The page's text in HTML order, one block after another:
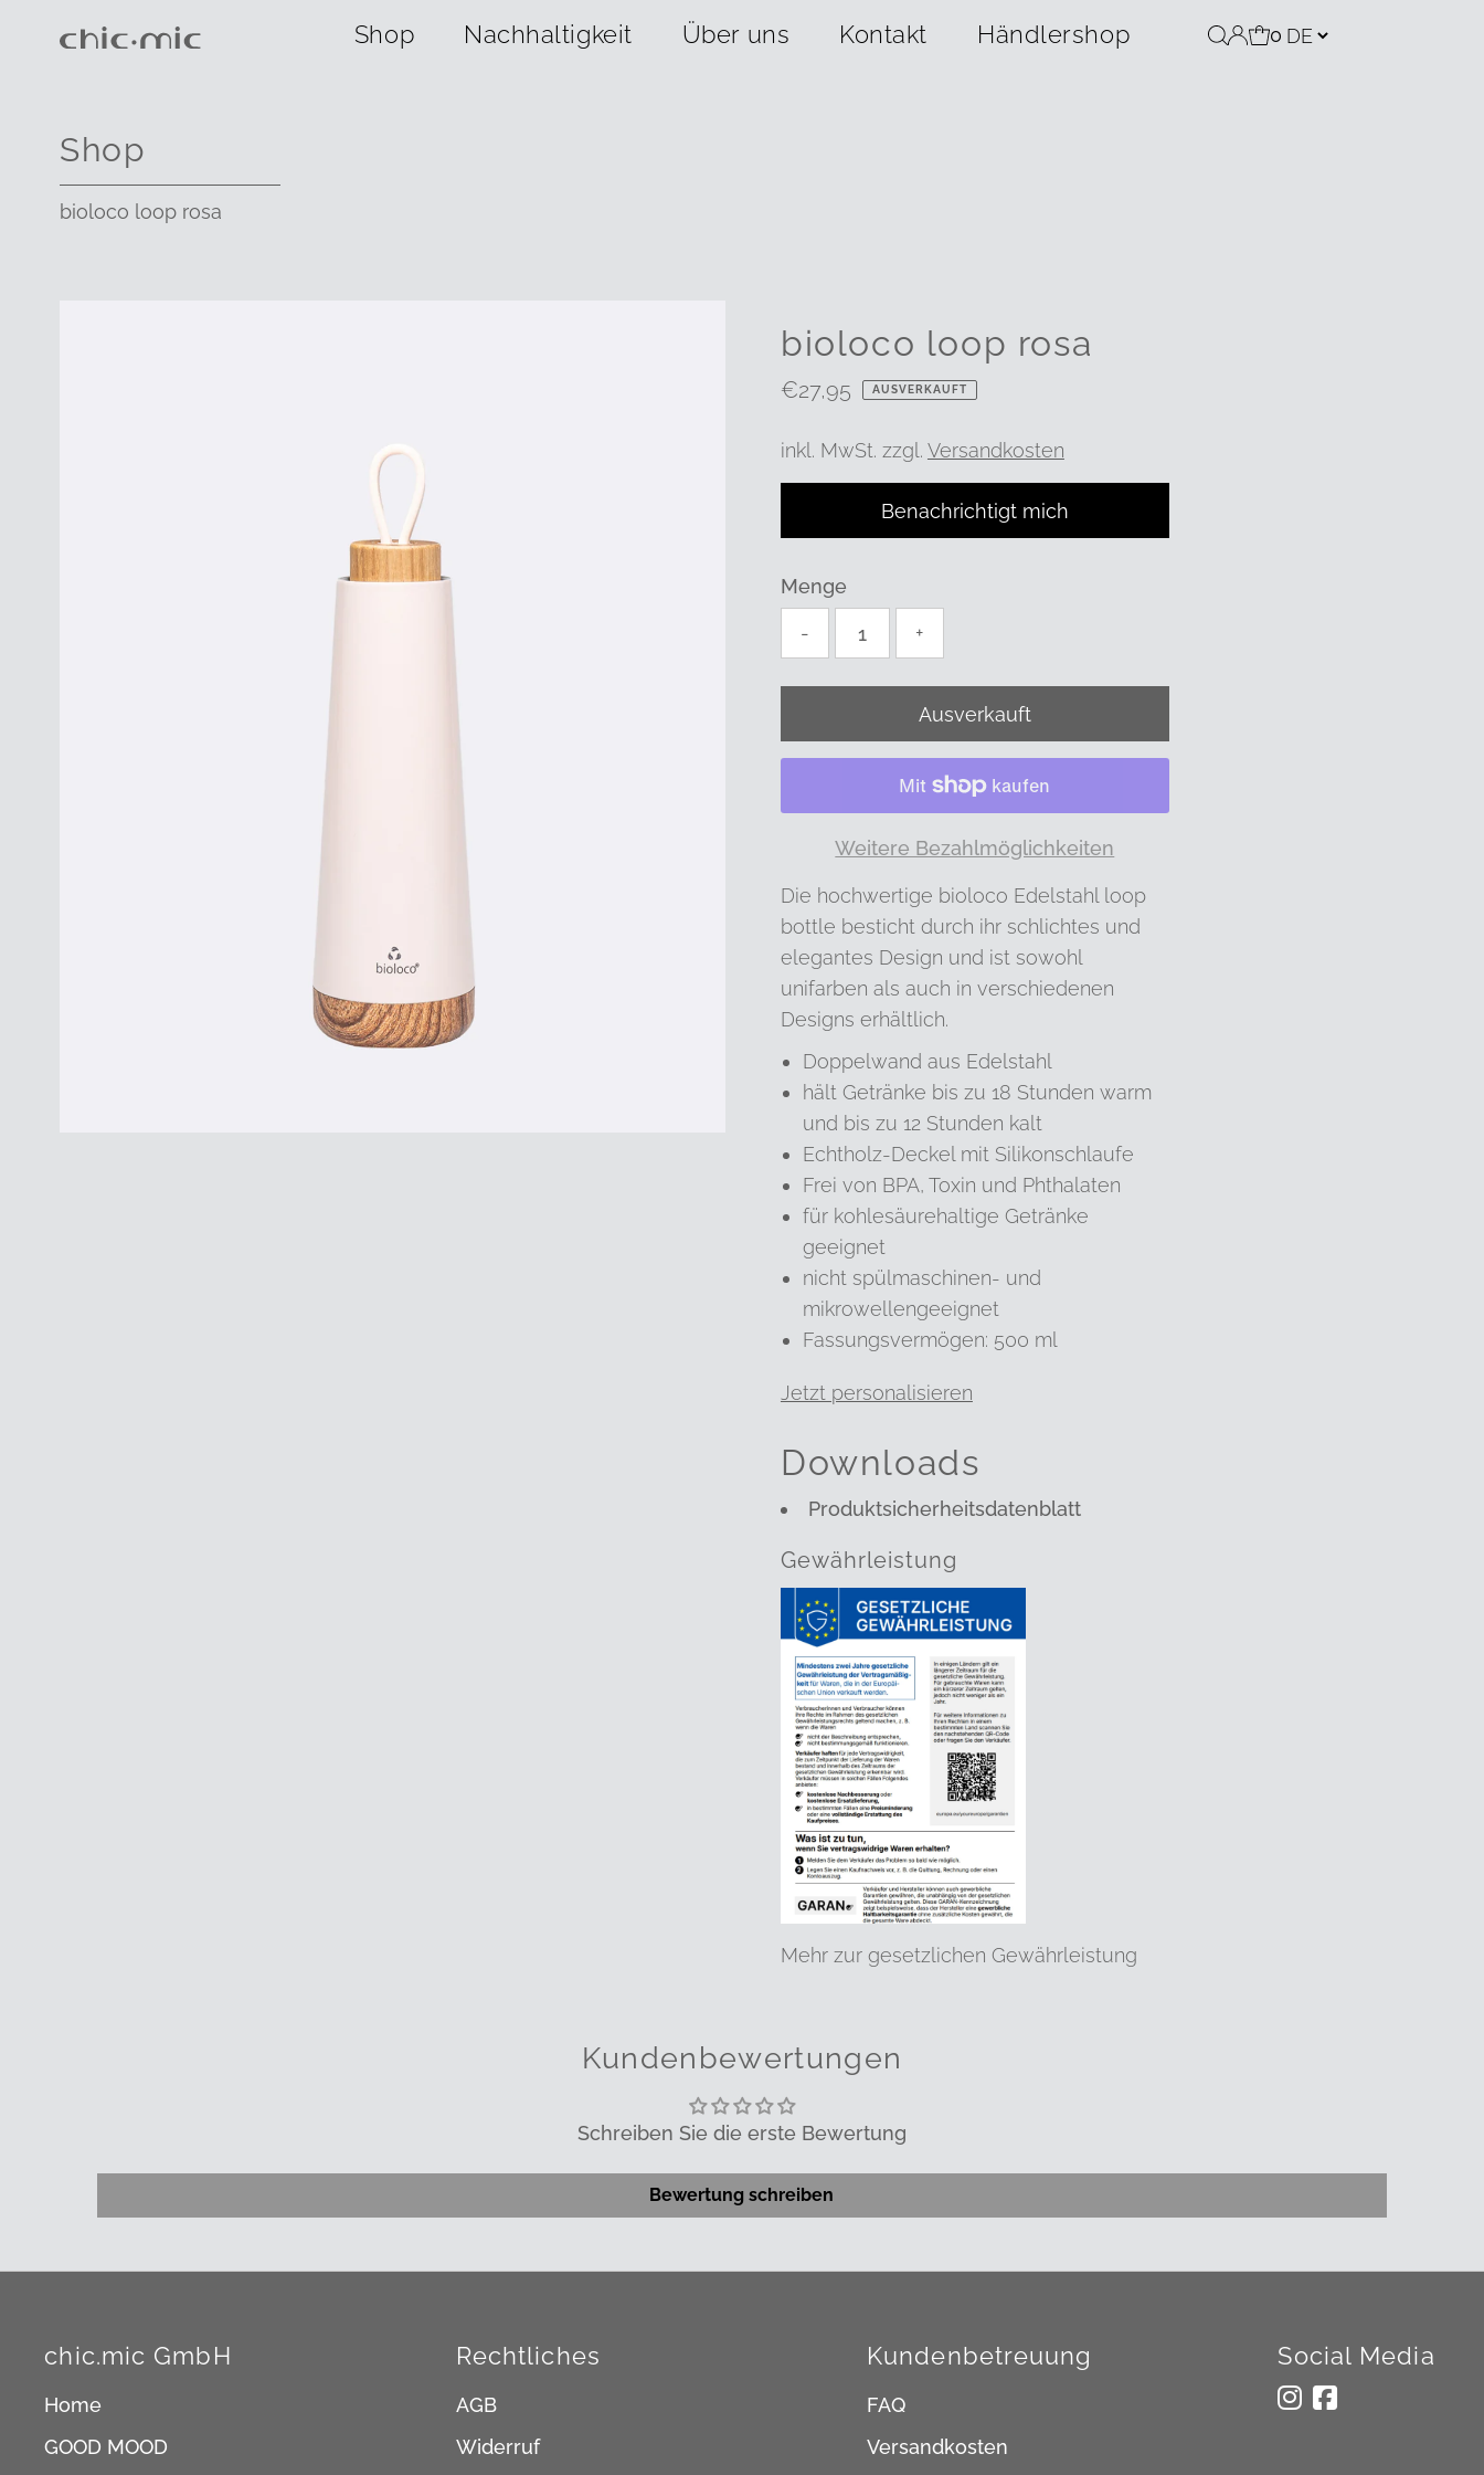
Shop Nachhaltigkeit Über uns Kontakt Händlershop 0
Shop
bioloco loop rosa
bioloco loop rosa
Regulärer
€27,95 AUSVERKAUFT
inkl. MwSt. zzgl. Versandkosten
Benachrichtigt mich
Menge
-
+
Weitere Bezahlmöglichkeiten
Die hochwertige bioloco Edelstahl loop
bottle besticht durch ihr schlichtes und
elegantes Design und ist sowohl
unifarben als auch in verschiedenen
Designs erhältlich.
Doppelwand aus Edelstahl
hält Getränke bis zu 18 Stunden warm
und bis zu 12 Stunden kalt
Echtholz-Deckel mit Silikonschlaufe
Frei von BPA, Toxin und Phthalaten
für kohlesäurehaltige Getränke
geeignet
nicht spülmaschinen- und
mikrowellengeeignet
Fassungsvermögen: 500 ml
Jetzt personalisieren
Downloads
Produktsicherheitsdatenblatt
Gewährleistung
Mehr zur gesetzlichen Gewährleistung
Kundenbewertungen
Schreiben Sie die erste Bewertung
Bewertung schreiben
chic.mic GmbH
Home
GOOD MOOD
Rechtliches
AGB
Widerruf
Kundenbetreuung
FAQ
Versandkosten
Social Media